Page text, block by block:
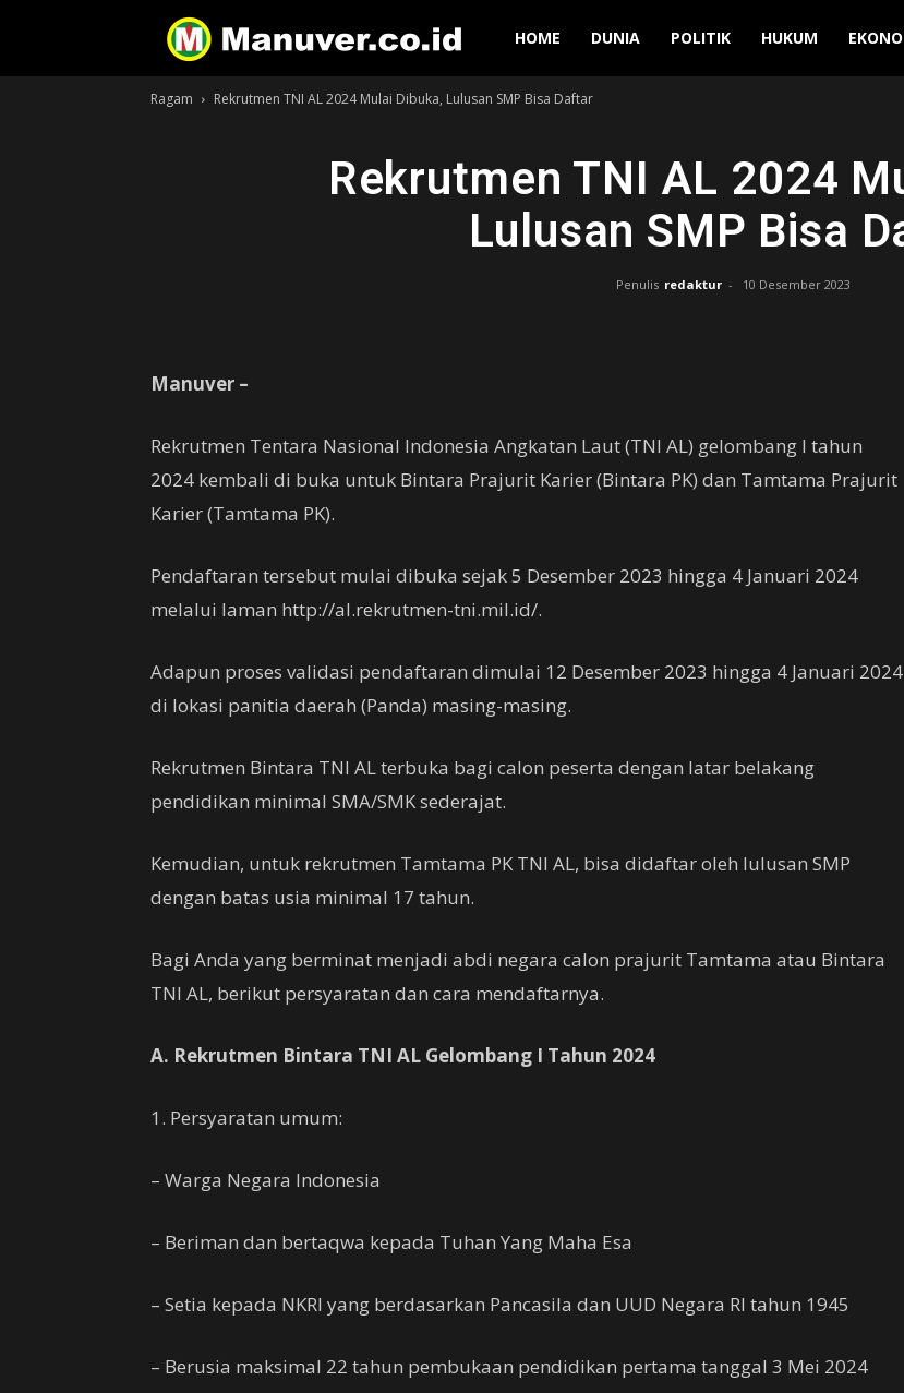
Manuver
HOME DUNIA POLITIK HUKUM
Ragam Rekrutmen TNI AL 2024 Mulai Dibuka, Lulusan SMP Bisa Daftar
Rekrutmen TNI AL 2024
Lulusan SMP Bisa
Penulis redaktur - 10 Desember 2023
Manuver –
Rekrutmen Tentara Nasional Indonesia Angkatan Laut (TNI AL) gelombang I tahun
2024 kembali di buka untuk Bintara Prajurit Karier (Bintara PK) dan Tamtama Prajurit
Karier (Tamtama PK).
Pendaftaran tersebut mulai dibuka sejak 5 Desember 2023 hingga 4 Januari 2024
melalui laman http://al.rekrutmen-tni.mil.id/.
Adapun proses validasi pendaftaran dimulai 12 Desember 2023 hingga 4 Januari 2024
di lokasi panitia daerah (Panda) masing-masing.
Rekrutmen Bintara TNI AL terbuka bagi calon peserta dengan latar belakang
pendidikan minimal SMA/SMK sederajat.
Kemudian, untuk rekrutmen Tamtama PK TNI AL, bisa didaftar oleh lulusan SMP
dengan batas usia minimal 17 tahun.
Bagi Anda yang berminat menjadi abdi negara calon prajurit Tamtama atau Bintara
TNI AL, berikut persyaratan dan cara mendaftarnya.
A. Rekrutmen Bintara TNI AL Gelombang I Tahun 2024
1. Persyaratan umum:
– Warga Negara Indonesia
– Beriman dan bertaqwa kepada Tuhan Yang Maha Esa
– Setia kepada NKRI yang berdasarkan Pancasila dan UUD Negara RI tahun 1945
– Berusia maksimal 22 tahun pembukaan pendidikan pertama tanggal 3 Mei 2024